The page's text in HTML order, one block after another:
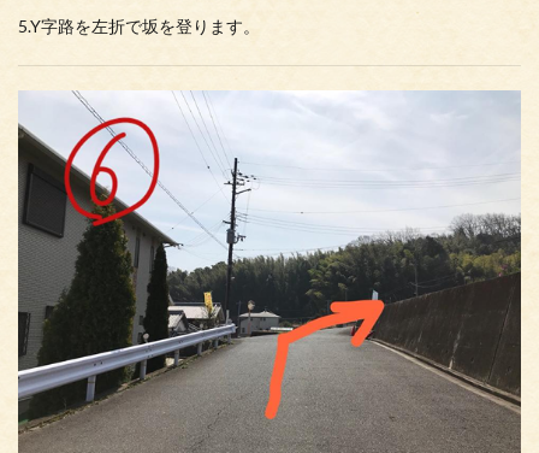
5.Y字路を左折で坂を登ります。